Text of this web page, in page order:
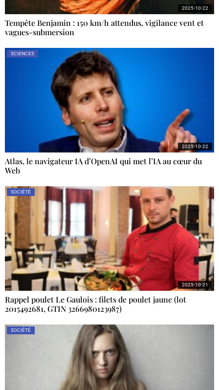
Tempête Benjamin : 150 km/h attendus, vigilance vent et
vagues-submersion
2025-10-22
SCIENCES
Atlas, le navigateur IA d’OpenAI qui met l’IA au cœur du
Web
2025-10-22
SOCIÉTÉ
Rappel poulet Le Gaulois : filets de poulet jaune (lot
2015492681, GTIN 3266980123987)
2025-10-21
SOCIÉTÉ